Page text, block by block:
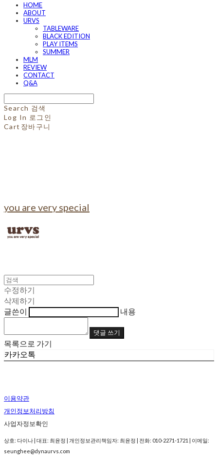
HOME
ABOUT
URVS
TABLEWARE
BLACK EDITION
PLAY ITEMS
SUMMER
MLM
REVIEW
CONTACT
Q&A
Search 검색
Log In 로그인
Cart 장바구니
you are very special
수정하기
삭제하기
글쓴이
내용
댓글 쓰기
목록으로 가기
카카오톡
이용약관
개인정보처리방침
사업자정보확인
상호: 다이나 | 대표: 최윤정 | 개인정보관리책임자: 최윤정 | 전화: 010-2271-1721 | 이메일:
seunghee@dynaurvs.com